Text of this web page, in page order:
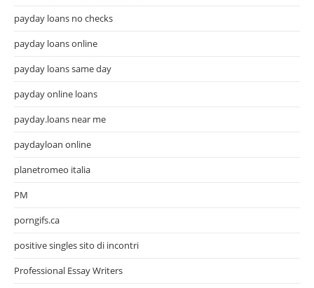
payday loans no checks
payday loans online
payday loans same day
payday online loans
payday.loans near me
paydayloan online
planetromeo italia
PM
porngifs.ca
positive singles sito di incontri
Professional Essay Writers